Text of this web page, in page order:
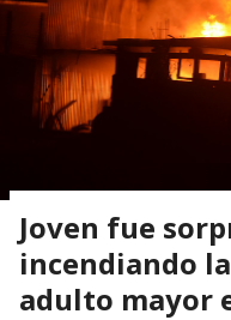
Joven fue
incendiando
adulto mayor